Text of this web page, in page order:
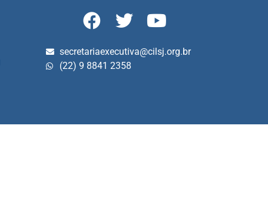
secretariaexecutiva@cilsj.org.br
(22) 9 8841 2358